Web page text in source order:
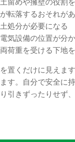
留めや擁壁の役割
転落するおそれが
処分が必要になる
気設備の位置が分
荷重を受ける下地
置くだけに見えま
す。自分で安全に
引きずったりせず